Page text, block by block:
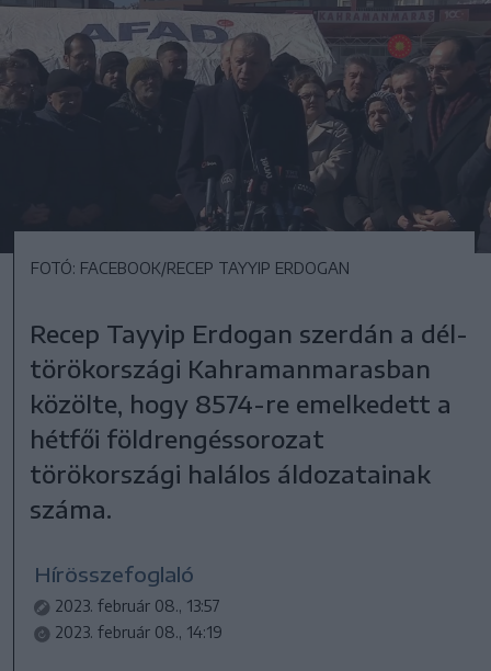
FOTÓ: FACEBOOK/RECEP TAYYIP ERDOGAN
Recep Tayyip Erdogan szerdán a dél-
törökországi Kahramanmarasban
közölte, hogy 8574-re emelkedett a
hétfői földrengéssorozat
törökországi halálos áldozatainak
száma.
Hírösszefoglaló
2023. február 08., 13:57
2023. február 08., 14:19